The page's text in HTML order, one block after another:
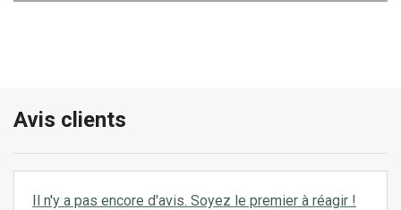
Avis clients
Il n'y a pas encore d'avis. Soyez le premier à réagir !